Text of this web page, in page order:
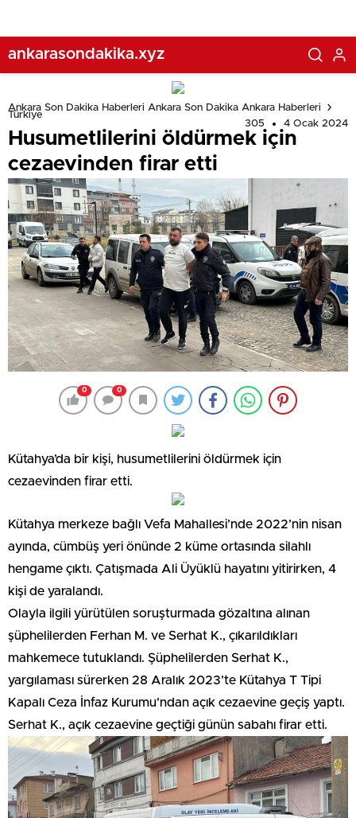
ankarasondakika.xyz
Ankara Son Dakika Haberleri Ankara Son Dakika Ankara Haberleri
Türkiye
305
4 Ocak 2024
Husumetlilerini öldürmek için
cezaevinden firar etti
0 0
Kütahya’da bir kişi, husumetlilerini öldürmek için
cezaevinden firar etti.
Kütahya merkeze bağlı Vefa Mahallesi’nde 2022’nin nisan
ayında, cümbüş yeri önünde 2 küme ortasında silahlı
hengame çıktı. Çatışmada Ali Üyüklü hayatını yitirirken, 4
kişi de yaralandı.
Olayla ilgili yürütülen soruşturmada gözaltına alınan
şüphelilerden Ferhan M. ve Serhat K., çıkarıldıkları
mahkemece tutuklandı. Şüphelilerden Serhat K.,
yargılaması sürerken 28 Aralık 2023’te Kütahya T Tipi
Kapalı Ceza İnfaz Kurumu’ndan açık cezaevine geçiş yaptı.
Serhat K., açık cezaevine geçtiği günün sabahı firar etti.